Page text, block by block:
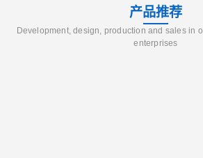
产品推荐
Development, design, production and sales in
enterprises